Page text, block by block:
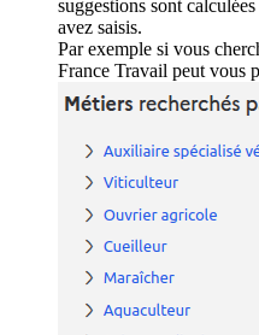
suggestions sont
avez saisis.
Par exemple si vous
France Travail peut vous